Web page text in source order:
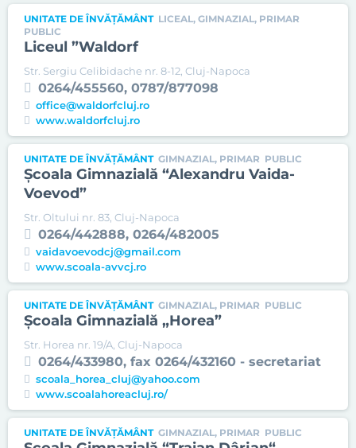
UNITATE DE ÎNVĂȚĂMÂNT LICEAL, GIMNAZIAL, PRIMAR
PUBLIC
Liceul ”Waldorf
Str. Sergiu Celibidache nr. 8-12, Cluj-Napoca
0264/455560, 0787/877098
office@waldorfcluj.ro
www.waldorfcluj.ro
UNITATE DE ÎNVĂȚĂMÂNT GIMNAZIAL, PRIMAR PUBLIC
Şcoala Gimnazială “Alexandru Vaida-
Voevod”
Str. Oltului nr. 83, Cluj-Napoca
0264/442888, 0264/482005
vaidavoevodcj@gmail.com
www.scoala-avvcj.ro
UNITATE DE ÎNVĂȚĂMÂNT GIMNAZIAL, PRIMAR PUBLIC
Şcoala Gimnazială „Horea”
Str. Horea nr. 19/A, Cluj-Napoca
0264/433980, fax 0264/432160 - secretariat
scoala_horea_cluj@yahoo.com
www.scoalahoreacluj.ro/
UNITATE DE ÎNVĂȚĂMÂNT GIMNAZIAL, PRIMAR PUBLIC